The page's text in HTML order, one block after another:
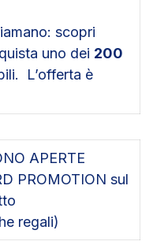
scopri
uno dei 200
L’offerta è
APERTE
PROMOTION sul
regali)